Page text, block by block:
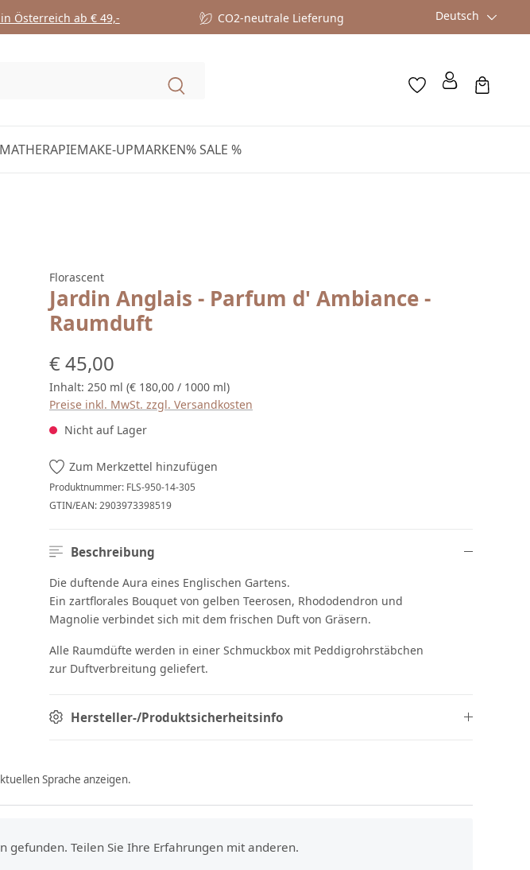
Österreich ab € 49,- CO2-neutrale Lieferung Deutsch
MAKE-UPMARKEN% SALE %
Florascent
Jardin Anglais - Parfum d' Ambiance -
Raumduft
Regulärer Preis:
€ 45,00
Inhalt: 250 ml (€ 180,00 / 1000 ml)
Preise inkl. MwSt. zzgl. Versandkosten
Nicht auf Lager
Zum Merkzettel hinzufügen
Produktnummer: FLS-950-14-305
GTIN/EAN:2903973398519
Beschreibung
Die duftende Aura eines Englischen Gartens.
Ein zartflorales Bouquet von gelben Teerosen, Rhododendron und
Magnolie verbindet sich mit dem frischen Duft von Gräsern.
Alle Raumdüfte werden in einer Schmuckbox mit Peddigrohrstäbchen
zur Duftverbreitung geliefert.
Hersteller-/Produktsicherheitsinfo
Sprache anzeigen.
gefunden. Teilen Sie Ihre Erfahrungen mit anderen.